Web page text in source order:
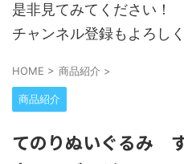
是非見てみてください！
チャンネル登録もよろし
HOME > 商品紹介 >
商品紹介
てのりぬいぐるみ